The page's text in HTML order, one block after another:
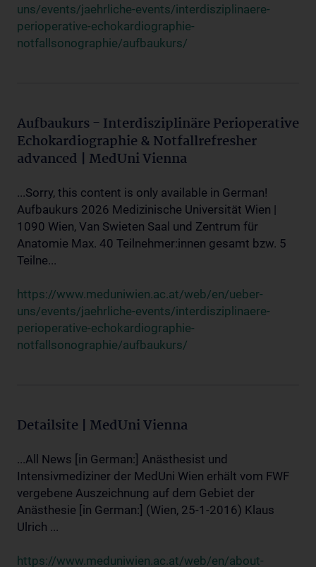
uns/events/jaehrliche-events/interdisziplinaere-
perioperative-echokardiographie-
notfallsonographie/aufbaukurs/
Aufbaukurs - Interdisziplinäre Perioperative
Echokardiographie & Notfallrefresher
advanced | MedUni Vienna
...Sorry, this content is only available in German!
Aufbaukurs 2026 Medizinische Universität Wien |
1090 Wien, Van Swieten Saal und Zentrum für
Anatomie Max. 40 Teilnehmer:innen gesamt bzw. 5
Teilne...
https://www.meduniwien.ac.at/web/en/ueber-
uns/events/jaehrliche-events/interdisziplinaere-
perioperative-echokardiographie-
notfallsonographie/aufbaukurs/
Detailsite | MedUni Vienna
...All News [in German:] Anästhesist und
Intensivmediziner der MedUni Wien erhält vom FWF
vergebene Auszeichnung auf dem Gebiet der
Anästhesie [in German:] (Wien, 25-1-2016) Klaus
Ulrich ...
https://www.meduniwien.ac.at/web/en/about-